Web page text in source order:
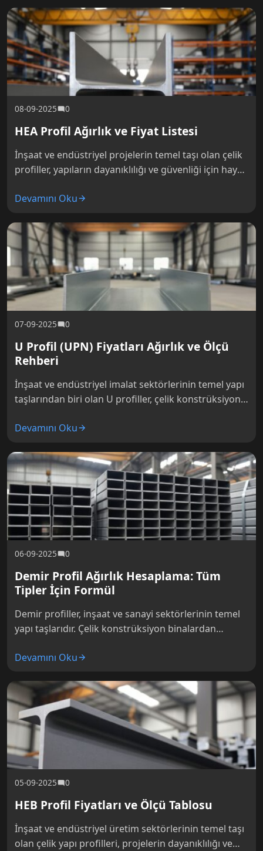
08-09-2025 0
HEA Profil Ağırlık ve Fiyat Listesi
İnşaat ve endüstriyel projelerin temel taşı olan çelik
profiller, yapıların dayanıklılığı ve güvenliği için hayati
hafif…
Devamını Oku
07-09-2025 0
U Profil (UPN) Fiyatları Ağırlık ve Ölçü
Rehberi
İnşaat ve endüstriyel imalat sektörlerinin temel yapı
taşlarından biri olan U profiller, çelik konstrüksiyon
sayısız taşıyıcı sistemde yaygın olarak…
Devamını Oku
06-09-2025 0
Demir Profil Ağırlık Hesaplama: Tüm
Tipler İçin Formül
Demir profiller, inşaat ve sanayi sektörlerinin temel
yapı taşlarıdır. Çelik konstrüksiyon binalardan
bu malzemelerin proje aşamasındaki en kritik…
Devamını Oku
05-09-2025 0
HEB Profil Fiyatları ve Ölçü Tablosu
İnşaat ve endüstriyel üretim sektörlerinin temel taşı
olan çelik yapı profilleri, projelerin dayanıklılığı ve